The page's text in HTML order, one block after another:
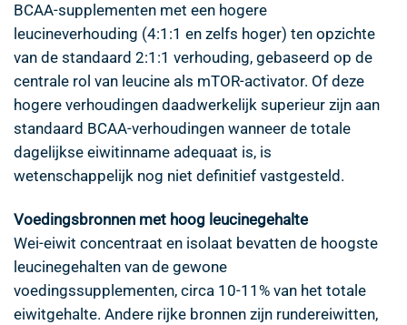
BCAA-supplementen met een hogere
leucineverhouding (4:1:1 en zelfs hoger) ten opzichte
van de standaard 2:1:1 verhouding, gebaseerd op de
centrale rol van leucine als mTOR-activator. Of deze
hogere verhoudingen daadwerkelijk superieur zijn aan
standaard BCAA-verhoudingen wanneer de totale
dagelijkse eiwitinname adequaat is, is
wetenschappelijk nog niet definitief vastgesteld.
Voedingsbronnen met hoog leucinegehalte
Wei-eiwit concentraat en isolaat bevatten de hoogste
leucinegehalten van de gewone
voedingssupplementen, circa 10-11% van het totale
eiwitgehalte. Andere rijke bronnen zijn rundereiwitten,